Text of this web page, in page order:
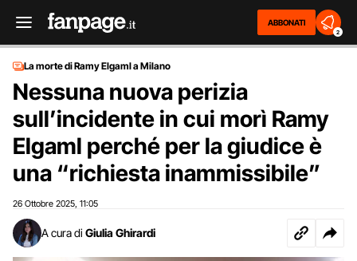
ABBONATI
2
La morte di Ramy Elgaml a Milano
Nessuna nuova perizia
sull’incidente in cui morì Ramy
Elgaml perché per la giudice è
una “richiesta inammissibile”
26 Ottobre 2025 11:05
A cura di Giulia Ghirardi